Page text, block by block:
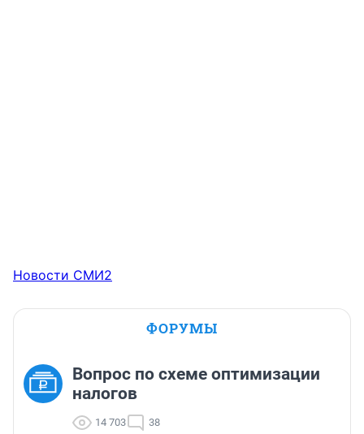
Новости СМИ2
ФОРУМЫ
Вопрос по схеме оптимизации
налогов
14 703 38